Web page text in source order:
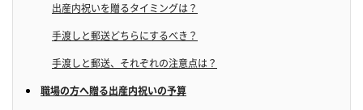
出産内祝いを贈るタイミングは？
手渡しと郵送どちらにするべき？
手渡しと郵送、それぞれの注意点は？
職場の方へ贈る出産内祝いの予算